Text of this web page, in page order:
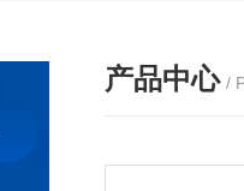
产品中心 /